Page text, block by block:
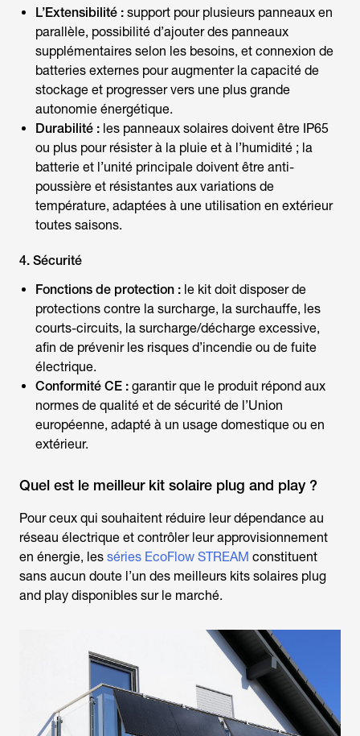
L’Extensibilité : support pour plusieurs panneaux en
parallèle, possibilité d’ajouter des panneaux
supplémentaires selon les besoins, et connexion de
batteries externes pour augmenter la capacité de
stockage et progresser vers une plus grande
autonomie énergétique.
Durabilité : les panneaux solaires doivent être IP65
ou plus pour résister à la pluie et à l’humidité ; la
batterie et l’unité principale doivent être anti-
poussière et résistantes aux variations de
température, adaptées à une utilisation en extérieur
toutes saisons.
4. Sécurité
Fonctions de protection : le kit doit disposer de
protections contre la surcharge, la surchauffe, les
courts-circuits, la surcharge/décharge excessive,
afin de prévenir les risques d’incendie ou de fuite
électrique.
Conformité CE : garantir que le produit répond aux
normes de qualité et de sécurité de l’Union
européenne, adapté à un usage domestique ou en
extérieur.
Quel est le meilleur kit solaire plug and play ?
Pour ceux qui souhaitent réduire leur dépendance au
réseau électrique et contrôler leur approvisionnement
en énergie, les séries EcoFlow STREAM constituent
sans aucun doute l’un des meilleurs kits solaires plug
and play disponibles sur le marché.